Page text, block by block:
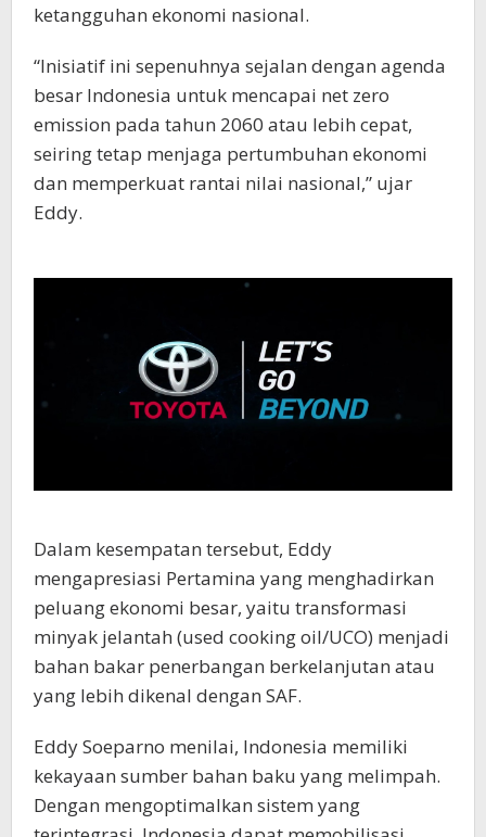
ketangguhan ekonomi nasional.
“Inisiatif ini sepenuhnya sejalan dengan agenda
besar Indonesia untuk mencapai net zero
emission pada tahun 2060 atau lebih cepat,
seiring tetap menjaga pertumbuhan ekonomi
dan memperkuat rantai nilai nasional,” ujar
Eddy.
Dalam kesempatan tersebut, Eddy
mengapresiasi Pertamina yang menghadirkan
peluang ekonomi besar, yaitu transformasi
minyak jelantah (used cooking oil/UCO) menjadi
bahan bakar penerbangan berkelanjutan atau
yang lebih dikenal dengan SAF.
Eddy Soeparno menilai, Indonesia memiliki
kekayaan sumber bahan baku yang melimpah.
Dengan mengoptimalkan sistem yang